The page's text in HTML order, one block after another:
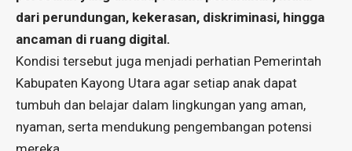
dari perundungan, kekerasan, diskriminasi, hingga
ancaman di ruang digital.
Kondisi tersebut juga menjadi perhatian Pemerintah
Kabupaten Kayong Utara agar setiap anak dapat
tumbuh dan belajar dalam lingkungan yang aman,
nyaman, serta mendukung pengembangan potensi